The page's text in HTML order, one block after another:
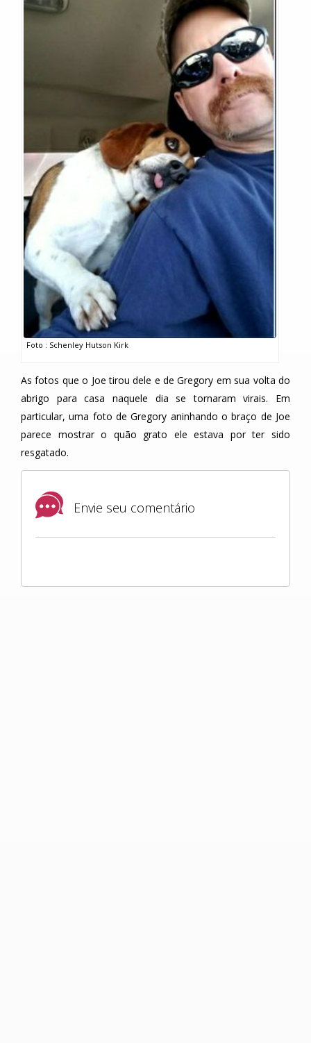
Foto : Schenley Hutson Kirk
As fotos que o Joe tirou dele e de Gregory em sua volta do
abrigo para casa naquele dia se tornaram virais. Em
particular, uma foto de Gregory aninhando o braço de Joe
parece mostrar o quão grato ele estava por ter sido
resgatado.
Envie seu comentário